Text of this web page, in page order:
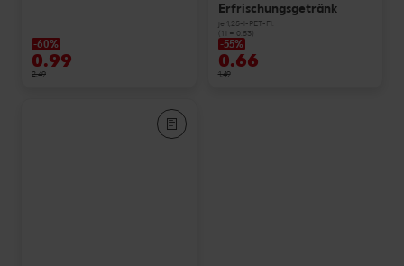
-60%
0.99
2.49
Erfrischungsgetränk
je 1,25-l-PET-Fl.
(1 l = 0.53)
-55%
0.66
1.49